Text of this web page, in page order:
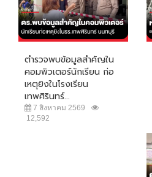
ตำรวจพบข้อมูลสำคัญใน
คอมพิวเตอร์นักเรียน ก่อ
เหตุยิงในโรงเรียน
เทพศิรินทร์...
7 สิงหาคม 2569
12,592